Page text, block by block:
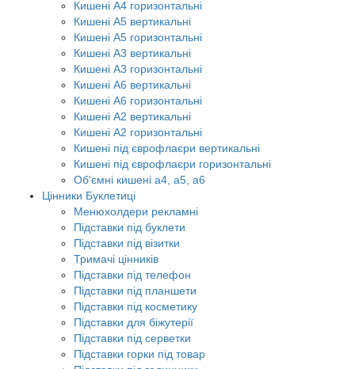
Кишені А4 горизонтальні
Кишені А5 вертикальні
Кишені А5 горизонтальні
Кишені А3 вертикальні
Кишені А3 горизонтальні
Кишені А6 вертикальні
Кишені А6 горизонтальні
Кишені А2 вертикальні
Кишені А2 горизонтальні
Кишені під єврофлаєри вертикальні
Кишені під єврофлаєри горизонтальні
Об'ємні кишені а4, а5, а6
Цінники Буклетиці
Менюхолдери рекламні
Підставки під буклети
Підставки під візитки
Тримачі цінників
Підставки під телефон
Підставки під планшети
Підставки під косметику
Підставки для біжутерії
Підставки під серветки
Підставки горки під товар